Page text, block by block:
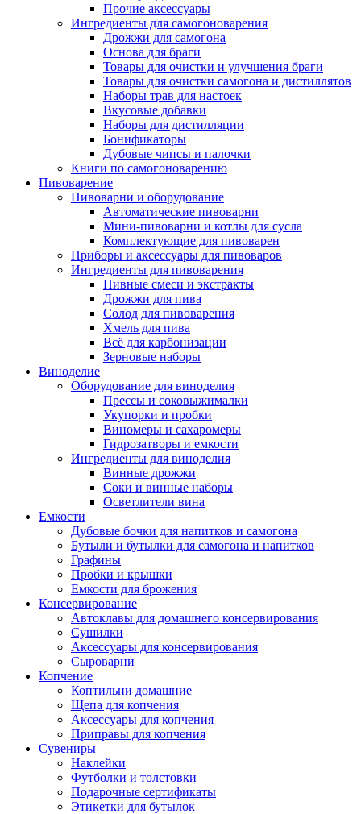
Прочие аксессуары
Ингредиенты для самогоноварения
Дрожжи для самогона
Основа для браги
Товары для очистки и улучшения браги
Товары для очистки самогона и дистиллятов
Наборы трав для настоек
Вкусовые добавки
Наборы для дистилляции
Бонификаторы
Дубовые чипсы и палочки
Книги по самогоноварению
Пивоварение
Пивоварни и оборудование
Автоматические пивоварни
Мини-пивоварни и котлы для сусла
Комплектующие для пивоварен
Приборы и аксессуары для пивоваров
Ингредиенты для пивоварения
Пивные смеси и экстракты
Дрожжи для пива
Солод для пивоварения
Хмель для пива
Всё для карбонизации
Зерновые наборы
Виноделие
Оборудование для виноделия
Прессы и соковыжималки
Укупорки и пробки
Виномеры и сахаромеры
Гидрозатворы и емкости
Ингредиенты для виноделия
Винные дрожжи
Соки и винные наборы
Осветлители вина
Емкости
Дубовые бочки для напитков и самогона
Бутыли и бутылки для самогона и напитков
Графины
Пробки и крышки
Емкости для брожения
Консервирование
Автоклавы для домашнего консервирования
Сушилки
Аксессуары для консервирования
Сыроварни
Копчение
Коптильни домашние
Щепа для копчения
Аксессуары для копчения
Приправы для копчения
Сувениры
Наклейки
Футболки и толстовки
Подарочные сертификаты
Этикетки для бутылок